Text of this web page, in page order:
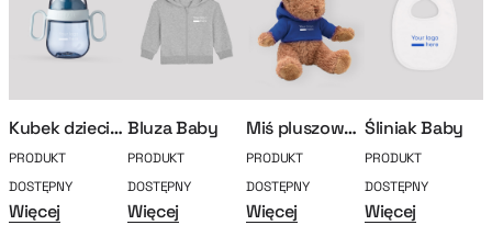
Kubek dziecięcy Niekapek Mepal
PRODUKT
DOSTĘPNY
Więcej
Bluza Baby
PRODUKT
DOSTĘPNY
Więcej
Miś pluszowy Bim
PRODUKT
DOSTĘPNY
Więcej
Śliniak Baby
PRODUKT
DOSTĘPNY
Więcej